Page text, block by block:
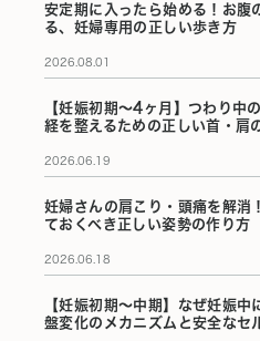
安定期に入ったら始める！お腹
る、妊婦専用の正しい歩き方
2026.08.01
【妊娠初期〜4ヶ月】つわり中
経を整えるための正しい首・肩
2026.06.19
妊婦さんの肩こり・頭痛を解消
ておくべき正しい姿勢の作り方
2026.06.18
【妊娠初期〜中期】なぜ妊娠
盤変化のメカニズムと安全なセ